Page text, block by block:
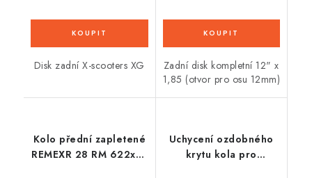
Disk zadní X-scooters XG
Zadní disk kompletní 12" x
1,85 (otvor pro osu 12mm)
Kolo přední zapletené
REMEXR 28 RM 622x19
Uchycení ozdobného
krytu kola pro